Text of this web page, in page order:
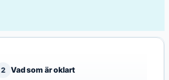
2 Vad som är oklart